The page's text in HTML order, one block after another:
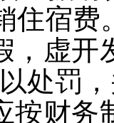
住宿费
，虚开
处罚
按财务